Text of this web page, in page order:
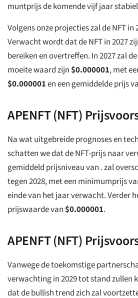
muntprijs de komende vijf jaar
Volgens onze projecties zal de NFT in
Verwacht wordt dat de NFT in 2027
bereiken en overtreffen. In 2027 zal
moeite waard zijn$0.000001, met
$0.000001en een gemiddelde prijs
APENFT (NFT)
Na wat uitgebreide prognoses en
schatten we dat de NFT-prijs naar
gemiddeld prijsniveau van . zal
tegen 2028, met een minimumprijs
einde van het jaar verwacht. Verder
prijswaarde van$0.000001.
APENFT (NFT)
Vanwege de toekomstige
verwachting in 2029 tot stand zullen
dat de bullish trend zich zal